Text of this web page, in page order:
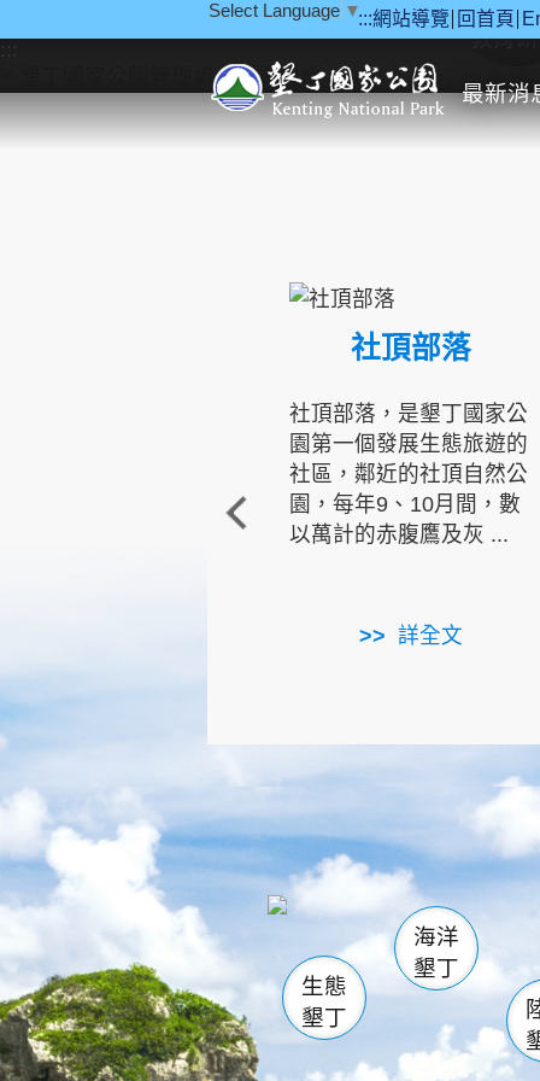
:::網站導覽 回首頁
Select Language ▼
最新消
::: 教育
社頂部落
社頂部落，是墾丁國家公
園第一個發展生態旅遊的
社區，鄰近的社頂自然公
園，每年9、10月間，數
以萬計的赤腹鷹及灰 ...
詳全文
龜山 海生館
恆春
龍鑾潭自
瓊麻館
關山
白砂
生態
墾丁
海洋
墾丁